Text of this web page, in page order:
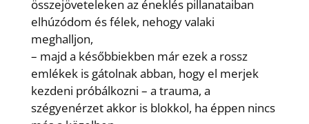
összejöveteleken az éneklés pillanataiban
elhúzódom és félek, nehogy valaki
meghalljon,
– majd a későbbiekben már ezek a rossz
emlékek is gátolnak abban, hogy el merjek
kezdeni próbálkozni – a trauma, a
szégyenérzet akkor is blokkol, ha éppen nincs